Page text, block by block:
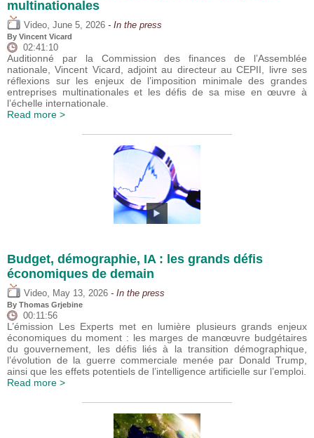
multinationales
Video, June 5, 2026 - In the press
By Vincent Vicard
02:41:10
Auditionné par la Commission des finances de l’Assemblée
nationale, Vincent Vicard, adjoint au directeur au CEPII, livre ses
réflexions sur les enjeux de l’imposition minimale des grandes
entreprises multinationales et les défis de sa mise en œuvre à
l’échelle internationale.
Read more >
Budget, démographie, IA : les grands défis
économiques de demain
Video May 13, 2026 - In the press
By Thomas Grjebine
00:11:56
L’émission Les Experts met en lumière plusieurs grands enjeux
économiques du moment : les marges de manœuvre budgétaires
du gouvernement, les défis liés à la transition démographique,
l’évolution de la guerre commerciale menée par Donald Trump,
ainsi que les effets potentiels de l’intelligence artificielle sur l’emploi.
Read more >